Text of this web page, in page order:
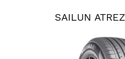
SAILUN